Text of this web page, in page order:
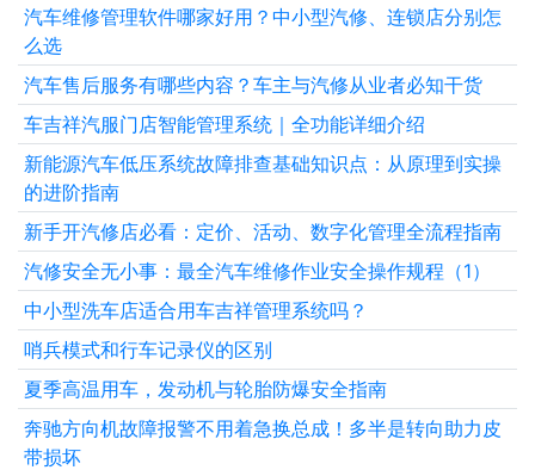
汽车维修管理软件哪家好用？中小型汽修、连锁店分别怎
么选
汽车售后服务有哪些内容？车主与汽修从业者必知干货
车吉祥汽服门店智能管理系统｜全功能详细介绍
新能源汽车低压系统故障排查基础知识点：从原理到实操
的进阶指南
新手开汽修店必看：定价、活动、数字化管理全流程指南
汽修安全无小事：最全汽车维修作业安全操作规程（1）
中小型洗车店适合用车吉祥管理系统吗？
哨兵模式和行车记录仪的区别
夏季高温用车，发动机与轮胎防爆安全指南
奔驰方向机故障报警不用着急换总成！多半是转向助力皮
带损坏